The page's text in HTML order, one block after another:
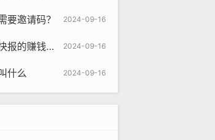
2024-09-16
要邀请码？
2024-09-16
件是真的吗
2024-09-16
什么